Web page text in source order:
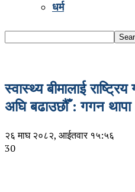
धर्म
स्वास्थ्य बीमालाई
अघि बढाउछौँ : गगन थापा
२६ माघ २०८२, आईतवार १५:५६
30